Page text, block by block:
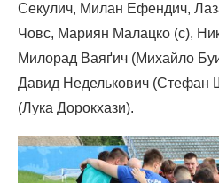
Секулич, Милан Ефендич,
Човс, Мариян Малацко (c),
Милорад Ваяґич (Михайло
Давид Неделькович (Стефан
(Лука Дорокхази).